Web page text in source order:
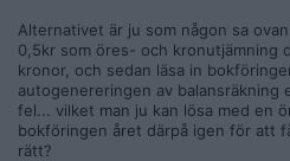
Alternativet är ju som någon sa
0,5kr som öres- och kronutjämning
kronor, och sedan läsa in
autogenereringen av balansräkning
fel... vilket man ju kan lösa med en
bokföringen året därpå igen för att
rätt?